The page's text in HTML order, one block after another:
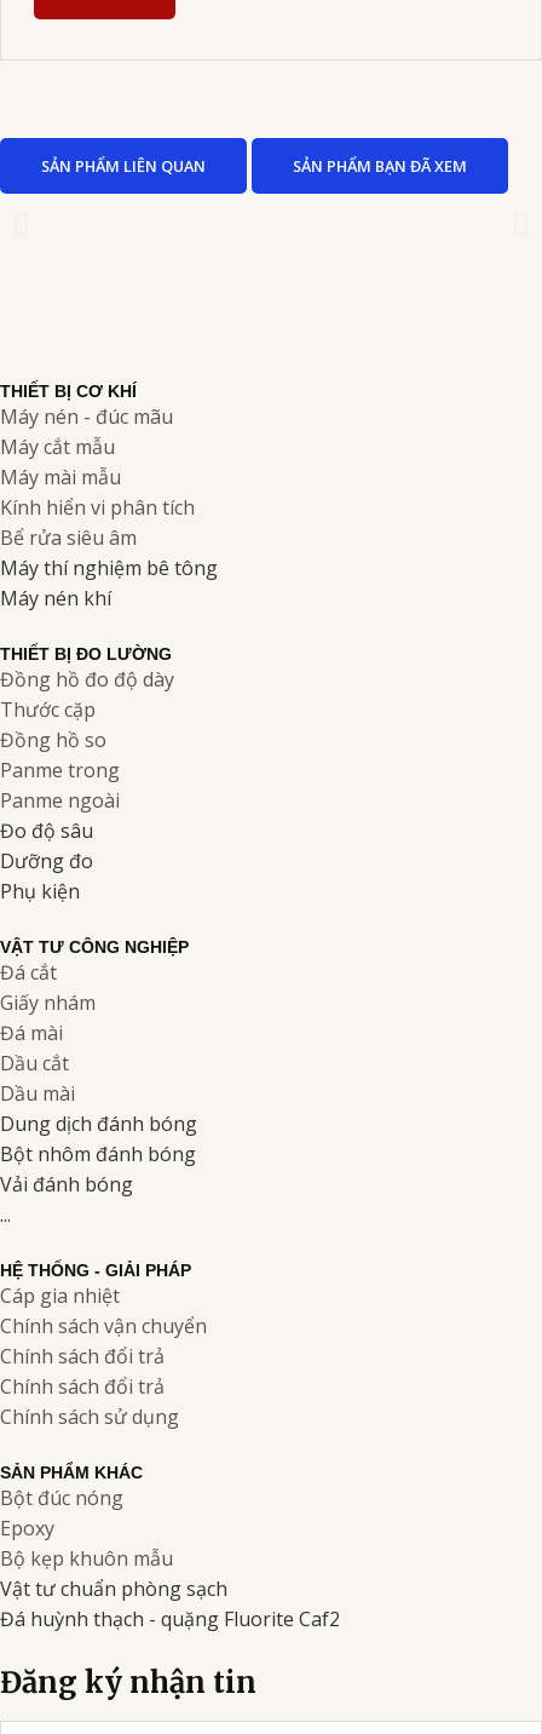
SẢN PHẨM LIÊN QUAN SẢN PHẨM BẠN ĐÃ XEM
THIẾT BỊ CƠ KHÍ
Máy nén - đúc mãu
Máy cắt mẫu
Máy mài mẫu
Kính hiển vi phân tích
Bể rửa siêu âm
Máy thí nghiệm bê tông
Máy nén khí
THIẾT BỊ ĐO LƯỜNG
Đồng hồ đo độ dày
Thước cặp
Đồng hồ so
Panme trong
Panme ngoài
Đo độ sâu
Dưỡng đo
Phụ kiện
VẬT TƯ CÔNG NGHIỆP
Đá cắt
Giấy nhám
Đá mài
Dầu cắt
Dầu mài
Dung dịch đánh bóng
Bột nhôm đánh bóng
Vải đánh bóng
...
HỆ THỐNG - GIẢI PHÁP
Cáp gia nhiệt
Chính sách vận chuyển
Chính sách đổi trả
Chính sách đổi trả
Chính sách sử dụng
SẢN PHẨM KHÁC
Bột đúc nóng
Epoxy
Bộ kẹp khuôn mẫu
Vật tư chuẩn phòng sạch
Đá huỳnh thạch - quặng Fluorite Caf2
Đăng ký nhận tin